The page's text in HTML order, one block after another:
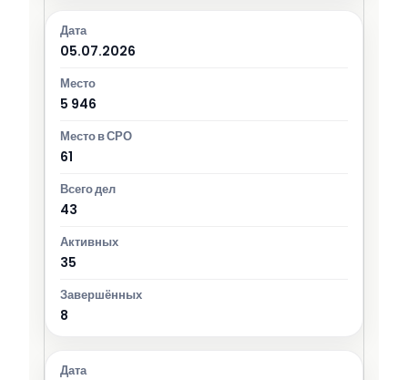
05.07.2026
5 946
61
43
35
8